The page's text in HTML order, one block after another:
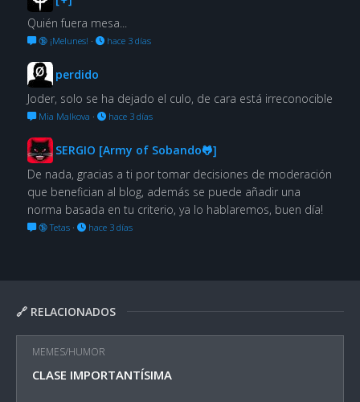
🔗 RELACIONADOS
MEMES/HUMOR
CLASE IMPORTANTÍSIMA
Quién fuera mesa...
🔞 ¡Melunes! · hace 3 días
perdido
Joder, solo se ha dejado el culo, de cara está irreconocible
Mia Malkova · hace 3 días
SERGIO [Army of Sobando🐸]
De nada, gracias a ti por tomar decisiones de moderación
que benefician al blog, además se puede añadir una
norma basada en tu criterio, ya lo hablaremos, buen día!
🔞 Tetas· hace 3 días